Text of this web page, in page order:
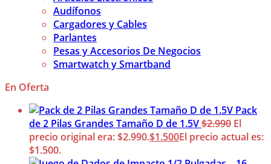
Audífonos
Cargadores y Cables
Parlantes
Pesas y Accesorios De Negocios
Smartwatch y Smartband
En Oferta
Pack
de 2 Pilas Grandes Tamaño D de 1.5V$2.990 El
precio original era: $2.990.$1.500El precio actual es:
$1.500.